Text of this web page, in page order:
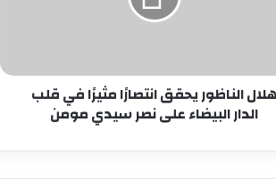
هلال الناظور يحقق انتصارًا مثيرًا في قلب
الدار البيضاء على نصر سيدي مومن